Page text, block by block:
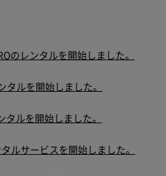
のレンタルを開始しました。
タルを開始しました。
タルを開始しました。
ルサービスを開始しました。